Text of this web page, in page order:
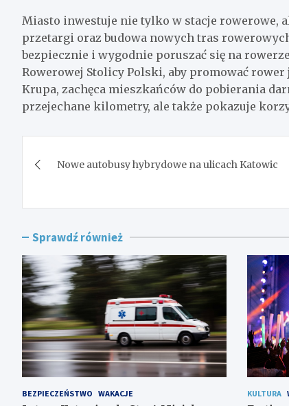
Miasto inwestuje nie tylko w stacje rowerowe,
przetargi oraz budowa nowych tras
bezpiecznie i wygodnie poruszać się na
Rowerowej Stolicy Polski, aby promować
Krupa, zachęca mieszkańców do pobierania
przejechane kilometry, ale także pokazuje
wpisu
Nowe autobusy hybrydowe na ulicach Katowic
Sprawdź również
BEZPIECZEŃSTWO WAKACJE KULTURA